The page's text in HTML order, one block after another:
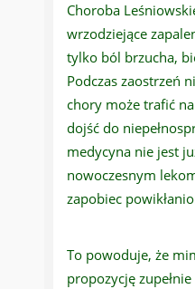
Choroba
wrzodziejące
tylko ból brzucha,
Podczas zaostrzeń
chory może trafić
dojść do
medycyna nie jest
nowoczesnym
zapobiec
To powoduje, że
propozycję